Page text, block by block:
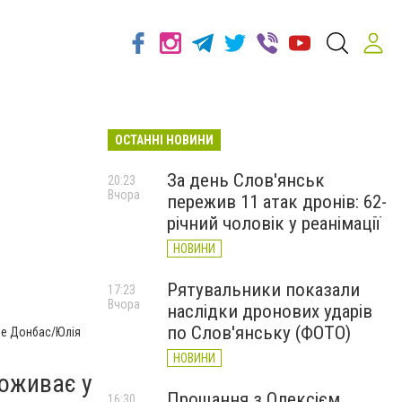
Донбас/Юлія
у
ОСТАННІ НОВИНИ
За день Слов'янськ
пережив 11 атак дронів: 62-
річний чоловік у реанімації
НОВИНИ
20:23
Вчора
Рятувальники показали
наслідки дронових ударів
по Слов'янську (ФОТО)
НОВИНИ
17:23
Вчора